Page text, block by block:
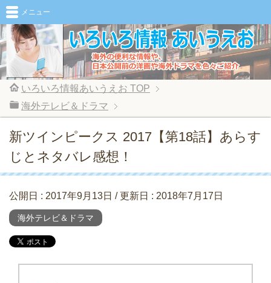
メニュー
いろいろ情報あいうえお TOP
海外テレビ＆ドラマ
新ツインピークス 2017【第18話】あらす
じとネタバレ感想！
公開日 : 2017年9月13日 / 更新日 : 2018年7月17日
海外テレビ＆ドラマ